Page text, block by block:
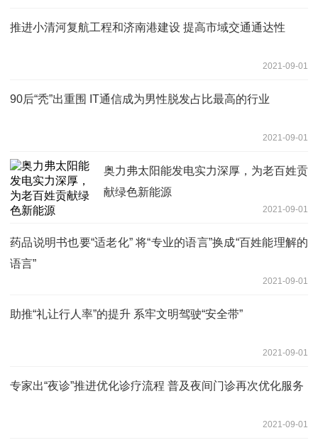
推进小清河复航工程和济南港建设 提高市域交通通达性
2021-09-01
90后“秃”出重围 IT通信成为男性脱发占比最高的行业
2021-09-01
奥力弗太阳能发电实力深厚，为老百姓贡
献绿色新能源
2021-09-01
药品说明书也要“适老化” 将“专业的语言”换成“百姓能理解的
语言”
2021-09-01
助推“礼让行人率”的提升 系牢文明驾驶“安全带”
2021-09-01
专家出“夜诊”推进优化诊疗流程 普及夜间门诊再次优化服务
2021-09-01